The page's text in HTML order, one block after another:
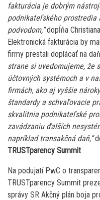
fakturácia je dobrým
podnikateľského prostredia
podvodom,“dopĺňa
Elektronická fakturácia by
firmy prestali doplácať na
strane si uvedomujeme, že
účtovných systémoch a v
firmách, ako aj vyššie
štandardy a schvaľovacie
skvalitnia podnikateľské
zavádzaniu ďalších
napríklad transakčná daň,“
TRUSTparency Summit
Na podujatí PwC o
TRUSTparency Summit
správy SR Akčný plán boja